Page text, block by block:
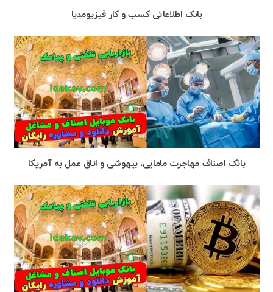
بانک اطلاعاتی کسب و کار فیزیومدیا
بانک اصناف مهاجرت مامایی، بیهوشی و اتاق عمل به آمریکا